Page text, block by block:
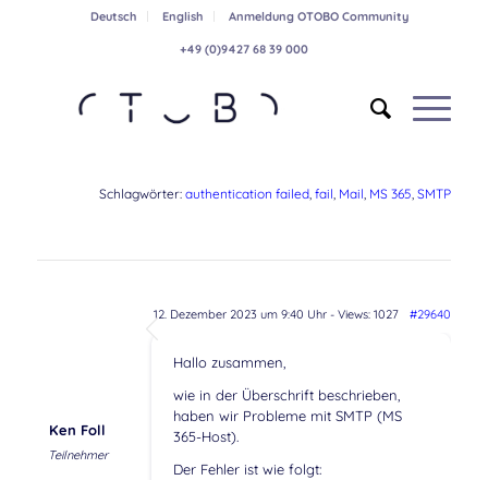
Deutsch English Anmeldung OTOBO Community
+49 (0)9427 68 39 000
Schlagwörter:authentication failed,fail, Mail, MS 365,SMTP
12. Dezember 2023 um 9:40 Uhr- Views: 1027 #29640
Ken Foll
Teilnehmer
Hallo zusammen,
wie in der Überschrift beschrieben,
haben wir Probleme mit SMTP (MS
365-Host).
Der Fehler ist wie folgt: